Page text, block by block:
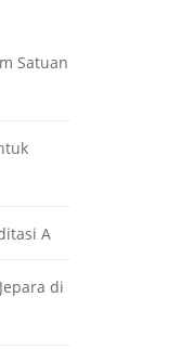
Satuan
A
di